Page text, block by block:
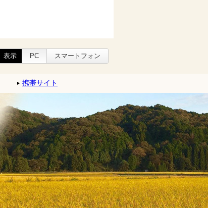
表示 PC スマートフォン
携帯サイト